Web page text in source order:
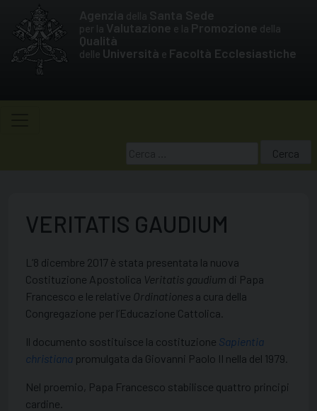
content
per la Valutazione e la Promozione della
Qualità
delle Università e Facoltà Ecclesiastiche
per:
VERITATIS GAUDIUM
L’8 dicembre 2017 è stata presentata la nuova
Costituzione Apostolica Veritatis gaudium di Papa
Francesco e le relative Ordinationes a cura della
Congregazione per l’Educazione Cattolica.
Il documento sostituisce la costituzione Sapientia
christiana promulgata da Giovanni Paolo II nella del 1979.
Nel proemio, Papa Francesco stabilisce quattro principi
cardine.